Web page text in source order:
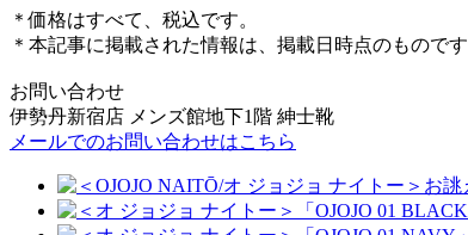
＊価格はすべて、税込です。
＊本記事に掲載された情報は、掲載日時点のもので
お問い合わせ
伊勢丹新宿店 メンズ館地下1階 紳士靴
メールでのお問い合わせはこちら